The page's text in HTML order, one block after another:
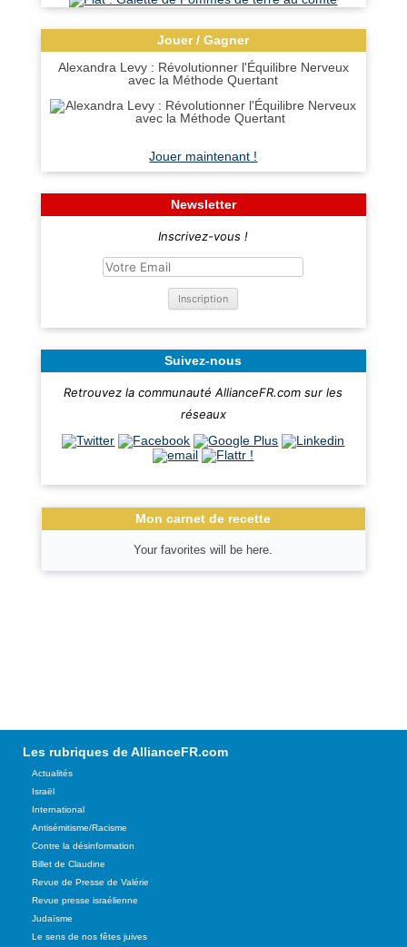
Jouer / Gagner
Alexandra Levy : Révolutionner l'Équilibre Nerveux
avec la Méthode Quertant
Jouer maintenant !
Newsletter
Inscrivez-vous !
Suivez-nous
Retrouvez la communauté AllianceFR.com sur les
réseaux
Mon carnet de recette
Your favorites will be here.
Les rubriques de AllianceFR.com
Actualités
Israël
International
Antisémitisme/Racisme
Contre la désinformation
Billet de Claudine
Revue de Presse de Valérie
Revue presse israélienne
Judaïsme
Le sens de nos fêtes juives